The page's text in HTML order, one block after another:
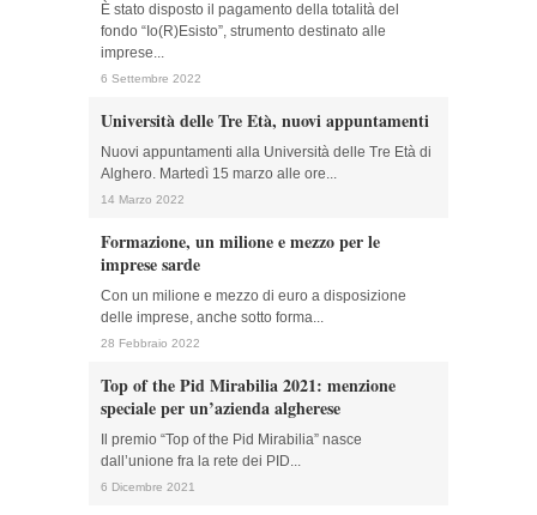
È stato disposto il pagamento della totalità del
fondo “Io(R)Esisto”, strumento destinato alle
imprese...
6 Settembre 2022
Università delle Tre Età, nuovi appuntamenti
Nuovi appuntamenti alla Università delle Tre Età di
Alghero. Martedì 15 marzo alle ore...
14 Marzo 2022
Formazione, un milione e mezzo per le
imprese sarde
Con un milione e mezzo di euro a disposizione
delle imprese, anche sotto forma...
28 Febbraio 2022
Top of the Pid Mirabilia 2021: menzione
speciale per un’azienda algherese
Il premio “Top of the Pid Mirabilia” nasce
dall’unione fra la rete dei PID...
6 Dicembre 2021